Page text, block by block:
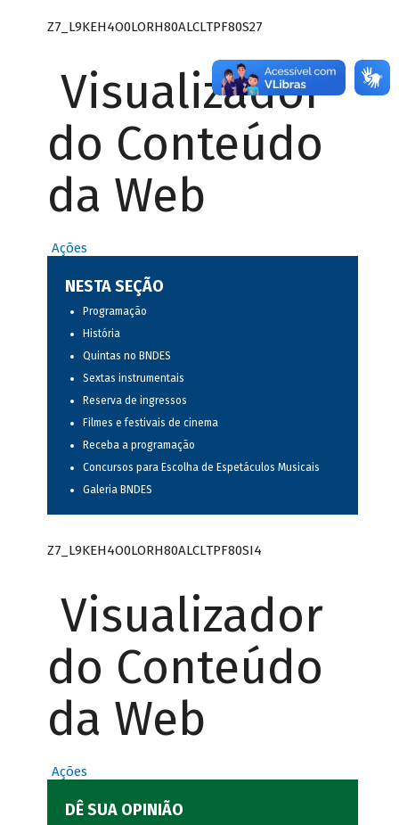
Z7_L9KEH4O0LORH80ALCLTPF80S27
Visualizador
do Conteúdo
da Web
Ações
NESTA SEÇÃO
Programação
História
Quintas no BNDES
Sextas instrumentais
Reserva de ingressos
Filmes e festivais de cinema
Receba a programação
Concursos para Escolha de Espetáculos Musicais
Galeria BNDES
Z7_L9KEH4O0LORH80ALCLTPF80SI4
Visualizador
do Conteúdo
da Web
Ações
DÊ SUA OPINIÃO